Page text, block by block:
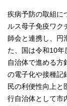
疾病予防の取組に
ルス母子免疫ワク
師会と連携し、円
た、国は令和10
自治体で進める方
の電子化や接種記
民の利便性向上と
行自治体として市